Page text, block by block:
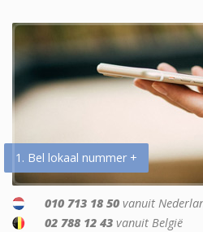
1. Bel lokaal nummer +
010 713 18 50 vanuit
02 788 12 43 vanuit België